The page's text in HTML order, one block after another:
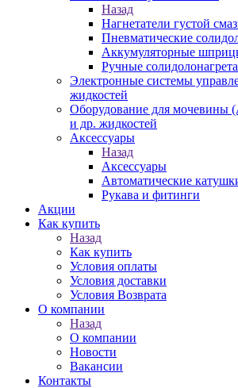
Назад
Нагнетатели густой
Пневматические
Аккумуляторные
Ручные
Электронные системы
жидкостей
Оборудование для мочевины
и др. жидкостей
Аксессуары
Назад
Аксессуары
Автоматические
Рукава и фитинги
Акции
Как купить
Назад
Как купить
Условия оплаты
Условия доставки
Условия Возврата
О компании
Назад
О компании
Новости
Вакансии
Контакты